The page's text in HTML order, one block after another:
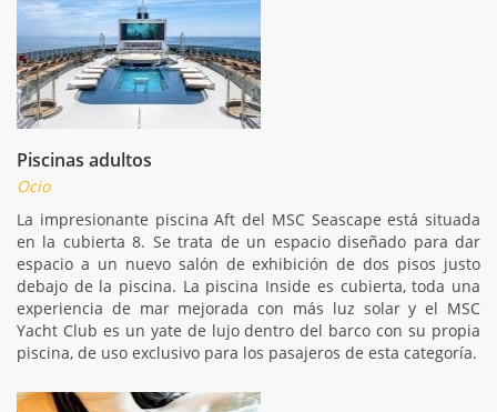
Piscinas adultos
Ocio
La impresionante piscina Aft del MSC Seascape está situada
en la cubierta 8. Se trata de un espacio diseñado para dar
espacio a un nuevo salón de exhibición de dos pisos justo
debajo de la piscina. La piscina Inside es cubierta, toda una
experiencia de mar mejorada con más luz solar y el MSC
Yacht Club es un yate de lujo dentro del barco con su propia
piscina, de uso exclusivo para los pasajeros de esta categoría.